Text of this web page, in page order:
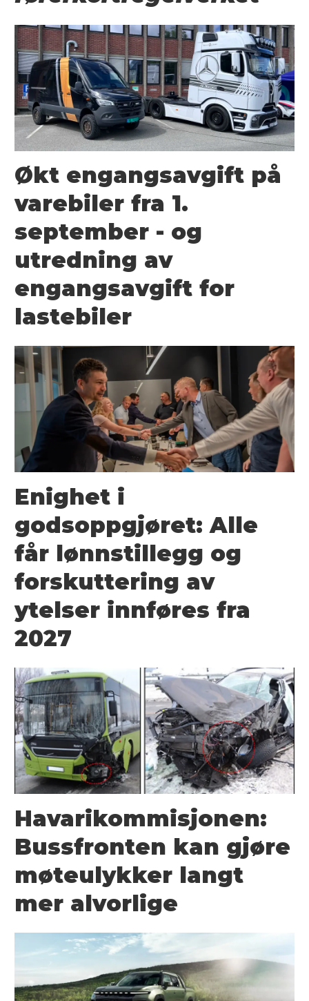
Økt engangsavgift på
varebiler fra 1.
september - og
utredning av
engangsavgift for
lastebiler
Enighet i
godsoppgjøret: Alle
får lønnstillegg og
forskuttering av
ytelser innføres fra
2027
Havarikommisjonen:
Bussfronten kan gjøre
møteulykker langt
mer alvorlige